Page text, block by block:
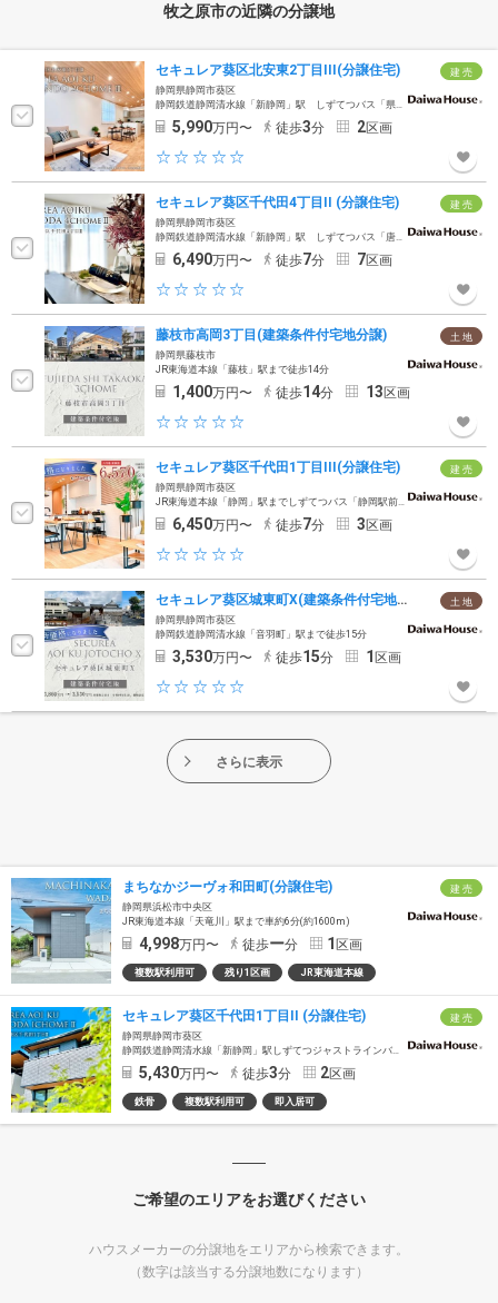
牧之原市の近隣の分譲地
建 売
セキュレア葵区北安東2丁目III(分譲住宅)
静岡県静岡市葵区
静岡鉄道静岡清水線「新静岡」駅 しずてつバス「県立病院高松線」約16分 「柳新田上」バス停徒歩3分
5,990万円〜 徒歩3分 2区画
建 売
セキュレア葵区千代田4丁目II (分譲住宅)
静岡県静岡市葵区
静岡鉄道静岡清水線「新静岡」駅 しずてつバス「唐瀬線」約11分 「千代田4丁目」バス停徒歩7分
6,490万円〜 徒歩7分 7区画
土 地
藤枝市高岡3丁目(建築条件付宅地分譲)
静岡県藤枝市
JR東海道本線「藤枝」駅まで徒歩14分
1,400万円〜 徒歩14分 13区画
建 売
セキュレア葵区千代田1丁目III(分譲住宅)
静岡県静岡市葵区
JR東海道本線「静岡」駅までしずてつバス「静岡駅前行」約11分乗車「三松」バス停徒歩7分
6,450万円〜 徒歩7分 3区画
土 地
セキュレア葵区城東町X(建築条件付宅地分譲)
静岡県静岡市葵区
静岡鉄道静岡清水線「音羽町」駅まで徒歩15分
3,530万円〜 徒歩15分 1 区画
さらに表示
建 売
まちなかジーヴォ和田町(分譲住宅)
静岡県浜松市中央区
JR東海道本線「天竜川」駅まで車約6分(約1600m)
4,998万円〜 徒歩ー分 1 区画
複数駅利用可 残り1区画 JR東海道本線
建 売
セキュレア葵区千代田1丁目II (分譲住宅)
静岡県静岡市葵区
静岡鉄道静岡清水線「新静岡」駅しずてつジャストラインバス約10分「市立高校前」バス停徒歩3分
5,430万円〜 徒歩3分 2区画
鉄骨 複数駅利用可 即入居可
ご希望のエリアをお選びください
ハウスメーカーの分譲地をエリアから検索できます。
（数字は該当する分譲地数になります）